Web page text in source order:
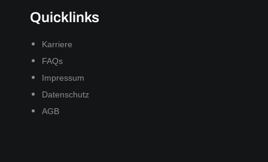
Quicklinks
Karriere
FAQs
Impressum
Datenschutz
AGB